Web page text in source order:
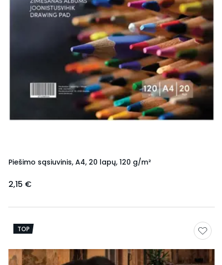
Piešimo sąsiuvinis, A4, 20 lapų, 120 g/m²
2,15 €
TOP